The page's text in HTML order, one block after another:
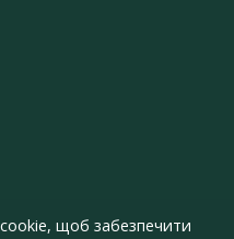
щоб забезпечити